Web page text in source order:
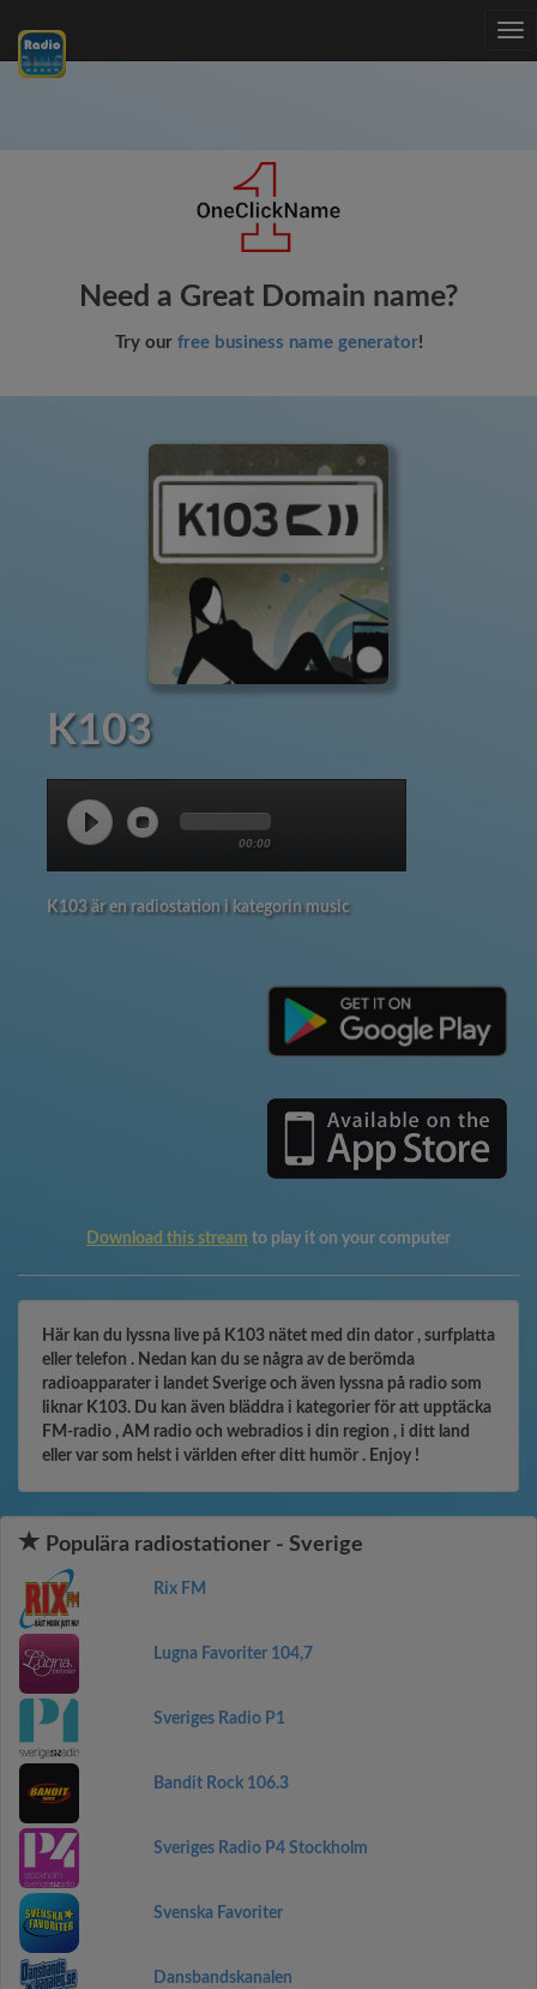
Need a Great Domain name?
Try our free business name generator!
K103
00:00
K103 är en radiostation i kategorin music
Download this stream to play it on your computer
Här kan du lyssna live på K103 nätet med din dator , surfplatta
eller telefon . Nedan kan du se några av de berömda
radioapparater i landet Sverige och även lyssna på radio som
liknar K103. Du kan även bläddra i kategorier för att upptäcka
FM-radio , AM radio och webradios i din region , i ditt land
eller var som helst i världen efter ditt humör . Enjoy !
Populära radiostationer - Sverige
Rix FM
Lugna Favoriter 104,7
Sveriges Radio P1
Bandit Rock 106.3
Sveriges Radio P4 Stockholm
Svenska Favoriter
Dansbandskanalen